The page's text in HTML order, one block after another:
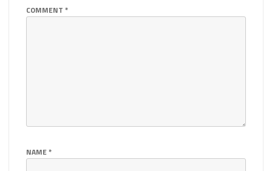
COMMENT *
NAME*